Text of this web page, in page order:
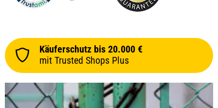
Käuferschutz bis 20.000 €
mit Trusted Shops Plus